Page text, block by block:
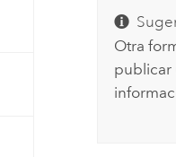
Otra
publicar